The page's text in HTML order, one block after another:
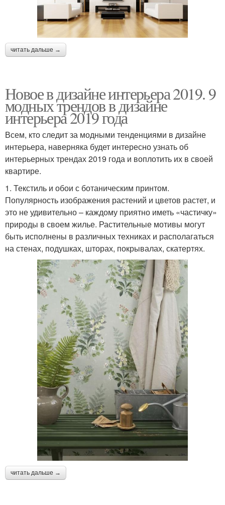
читать дальше →
Новое в дизайне интерьера 2019. 9
модных трендов в дизайне
интерьера 2019 года
Всем, кто следит за модными тенденциями в дизайне
интерьера, наверняка будет интересно узнать об
интерьерных трендах 2019 года и воплотить их в своей
квартире.
1. Текстиль и обои с ботаническим принтом.
Популярность изображения растений и цветов растет, и
это не удивительно – каждому приятно иметь «частичку»
природы в своем жилье. Растительные мотивы могут
быть исполнены в различных техниках и располагаться
на стенах, подушках, шторах, покрывалах, скатертях.
читать дальше →